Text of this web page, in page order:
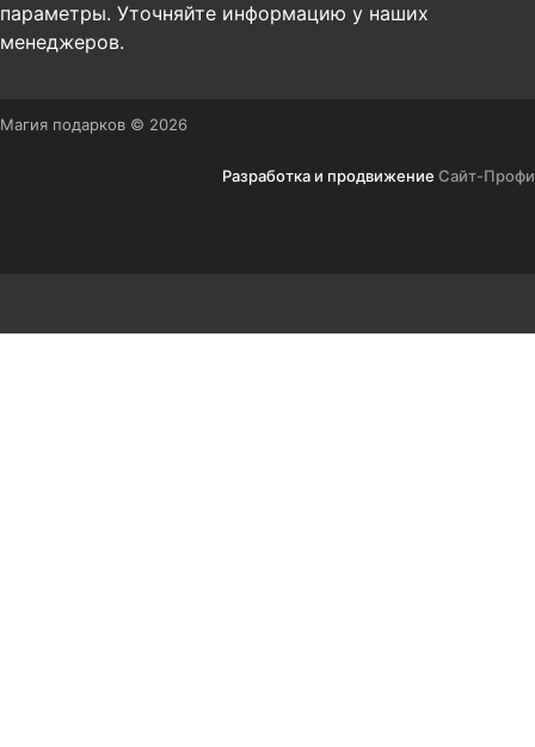
параметры. Уточняйте информацию у наших
менеджеров.
Магия подарков © 2026
Разработка и продвижение Сайт-Профи